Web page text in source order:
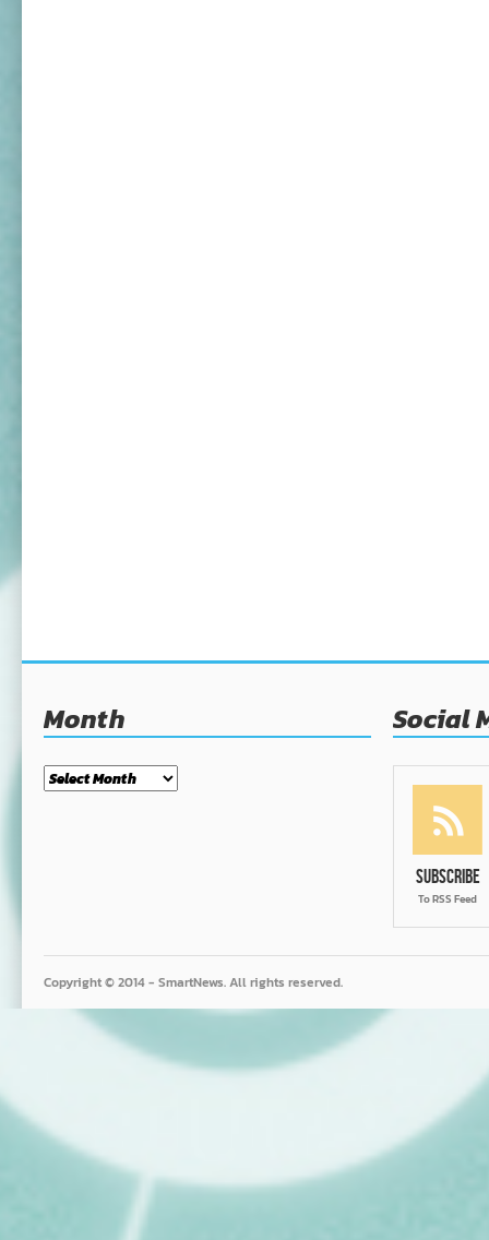
Month
Month
Social
Subscribe
To RSS Feed
Copyright © 2014 - SmartNews. All rights reserved.